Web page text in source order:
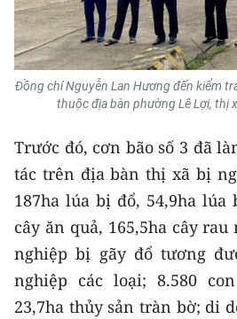
Media Du lịch
Media Thế giới
Media Thể thao
Media Y tế
Media Khoa học - Công nghệ
Media Môi trường
Ảnh
Đồng chí Nguyễn Lan Hương đến kiểm
thuộc địa bàn phường Lê Lợi, thị
Trước đó, cơn bão số 3 đã
tác trên địa bàn thị xã bị
187ha lúa bị đổ, 54,9ha lúa
cây ăn quả, 165,5ha cây
nghiệp bị gãy đổ tương
nghiệp các loại; 8.580
23,7ha thủy sản tràn bờ; di